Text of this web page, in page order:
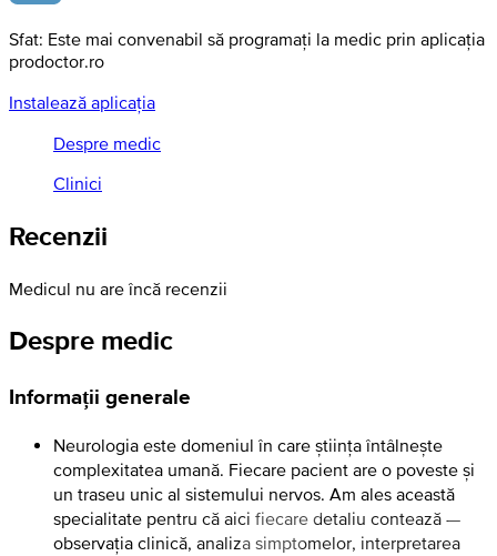
Sfat: Este mai convenabil să programați la medic prin aplicația
prodoctor.ro
Instalează aplicația
Despre medic
Clinici
Recenzii
Medicul nu are încă recenzii
Despre medic
Informații generale
Neurologia este domeniul în care știința întâlnește
complexitatea umană. Fiecare pacient are o poveste și
un traseu unic al sistemului nervos. Am ales această
specialitate pentru că aici fiecare detaliu contează —
observația clinică, analiza simptomelor, interpretarea